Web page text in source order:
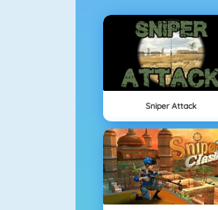
Sniper Attack